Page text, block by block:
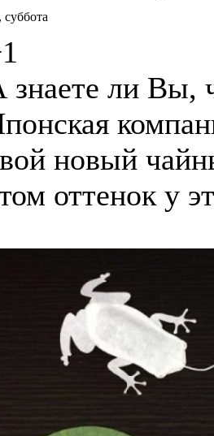
суббота
знаете ли Вы,
новый
оттенок у